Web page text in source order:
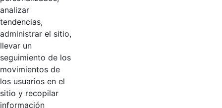
Linkedin
Contacto
Línea de servicio al ciudadano: +57(601) 492 64 00
Correo Institucional:
analizar
tendencias,
administrar el sitio,
llevar un
seguimiento de los
movimientos de
los usuarios en el
sitio y recopilar
información